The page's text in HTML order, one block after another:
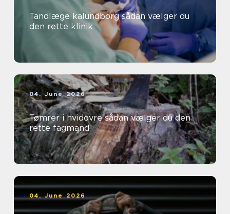
Tandlæge kalundborg sådan vælger du
den rette klinik
04. June 2026
Tømrer i hvidovre sådan vælger du den
rette fagmand
04. June 2026